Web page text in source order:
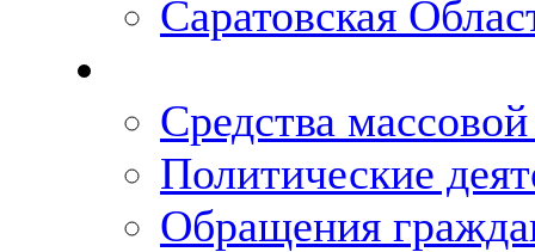
Саратовская
Средства
Политические
Обращения